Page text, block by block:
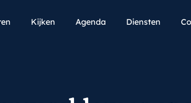
Kijken Agenda Diensten